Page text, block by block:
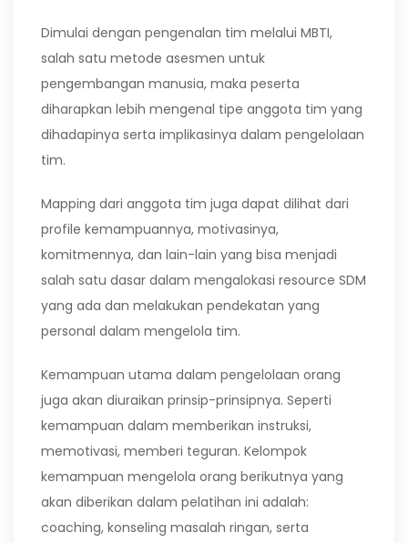
Dimulai dengan pengenalan tim melalui MBTI,
salah satu metode asesmen untuk
pengembangan manusia, maka peserta
diharapkan lebih mengenal tipe anggota tim yang
dihadapinya serta implikasinya dalam pengelolaan
tim.
Mapping dari anggota tim juga dapat dilihat dari
profile kemampuannya, motivasinya,
komitmennya, dan lain-lain yang bisa menjadi
salah satu dasar dalam mengalokasi resource SDM
yang ada dan melakukan pendekatan yang
personal dalam mengelola tim.
Kemampuan utama dalam pengelolaan orang
juga akan diuraikan prinsip-prinsipnya. Seperti
kemampuan dalam memberikan instruksi,
memotivasi, memberi teguran. Kelompok
kemampuan mengelola orang berikutnya yang
akan diberikan dalam pelatihan ini adalah:
coaching, konseling masalah ringan, serta